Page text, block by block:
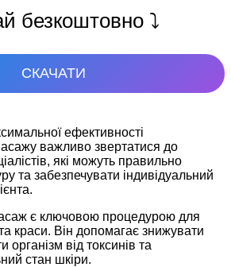
безкоштовно ⤵️
СКАЧАТИ
ефективності
важливо звертатися до
які можуть правильно
та забезпечувати індивідуальний
є ключовою процедурою для
краси. Він допомагає знижувати
організм від токсинів та
стан шкіри.